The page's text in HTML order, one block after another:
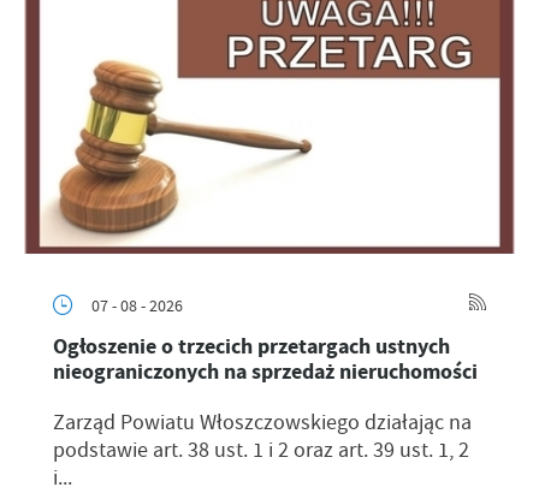
07 - 08 - 2026
Ogłoszenie o trzecich przetargach ustnych
nieograniczonych na sprzedaż nieruchomości
Zarząd Powiatu Włoszczowskiego działając na
podstawie art. 38 ust. 1 i 2 oraz art. 39 ust. 1, 2
i...